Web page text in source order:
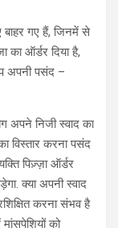
गए हैं, जिनमें से
ऑर्डर दिया है,
अपनी पसंद –
अपने निजी स्वाद का
विस्तार करना पसंद
पिज़्ज़ा ऑर्डर
क्या अपनी स्वाद
करना संभव है
को